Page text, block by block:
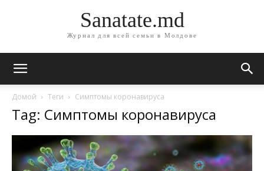
Sanatate.md
Журнал для всей семьи в Молдове
Домой Теги Симптомы коронавируса
Tag: Симптомы коронавируса